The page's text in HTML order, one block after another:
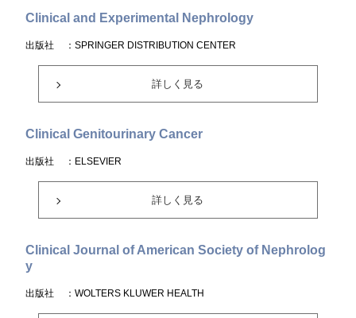
Clinical and Experimental Nephrology
出版社 ：SPRINGER DISTRIBUTION CENTER
詳しく見る
Clinical Genitourinary Cancer
出版社 ：ELSEVIER
詳しく見る
Clinical Journal of American Society of Nephrolog
y
出版社 ：WOLTERS KLUWER HEALTH